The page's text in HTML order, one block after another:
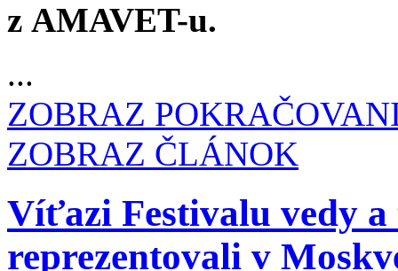
z AMAVET-u.
...
ZOBRAZ
ZOBRAZ ČLÁNOK
Víťazi Festivalu vedy
reprezentovali v